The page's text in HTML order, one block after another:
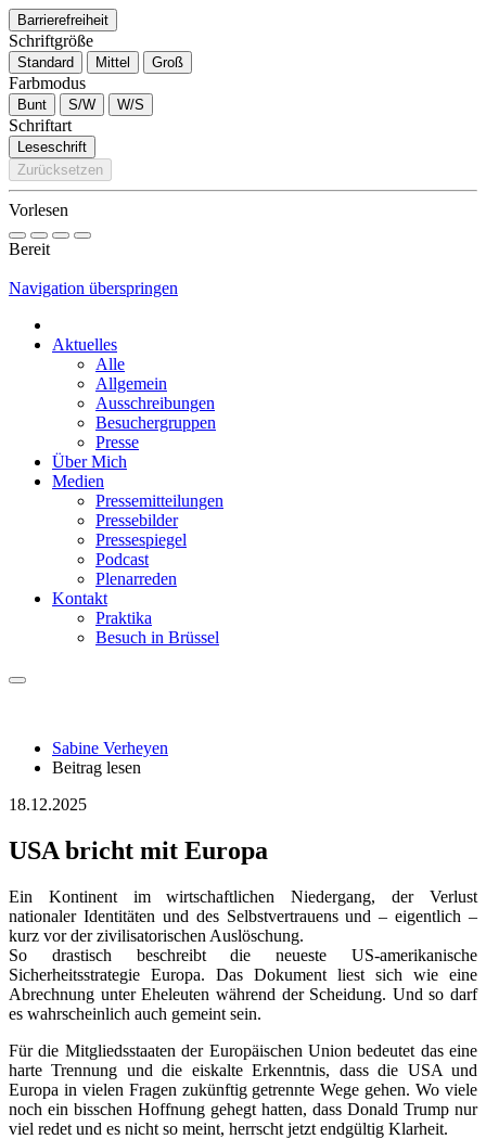
Barrierefreiheit
Schriftgröße
Standard Mittel Groß
Farbmodus
Bunt S/W W/S
Schriftart
Leseschrift
Zurücksetzen
Vorlesen
Bereit
Navigation überspringen
Aktuelles
Alle
Allgemein
Ausschreibungen
Besuchergruppen
Presse
Über Mich
Medien
Pressemitteilungen
Pressebilder
Pressespiegel
Podcast
Plenarreden
Kontakt
Praktika
Besuch in Brüssel
Sabine Verheyen
Beitrag lesen
18.12.2025
USA bricht mit Europa
Ein Kontinent im wirtschaftlichen Niedergang, der Verlust
nationaler Identitäten und des Selbstvertrauens und – eigentlich –
kurz vor der zivilisatorischen Auslöschung.
So drastisch beschreibt die neueste US-amerikanische
Sicherheitsstrategie Europa. Das Dokument liest sich wie eine
Abrechnung unter Eheleuten während der Scheidung. Und so darf
es wahrscheinlich auch gemeint sein.
Für die Mitgliedsstaaten der Europäischen Union bedeutet das eine
harte Trennung und die eiskalte Erkenntnis, dass die USA und
Europa in vielen Fragen zukünftig getrennte Wege gehen. Wo viele
noch ein bisschen Hoffnung gehegt hatten, dass Donald Trump nur
viel redet und es nicht so meint, herrscht jetzt endgültig Klarheit.